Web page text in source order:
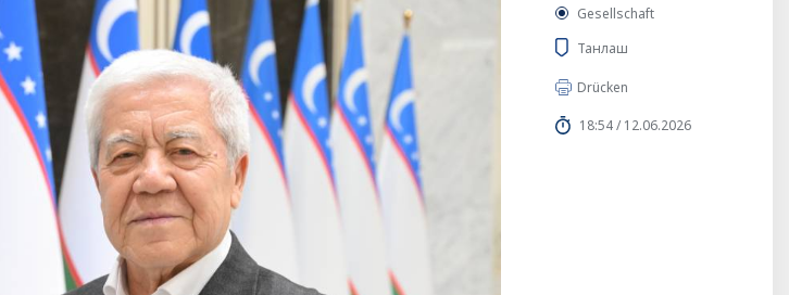
Gesellschaft
Танлаш
Drücken
18:54 / 12.06.2026